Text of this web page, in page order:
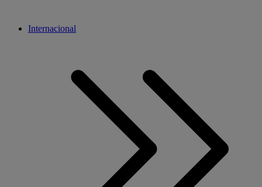
Internacional